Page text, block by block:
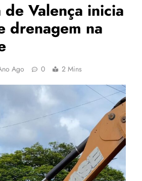
Valença inicia
drenagem na
Ago 0 2 Mins